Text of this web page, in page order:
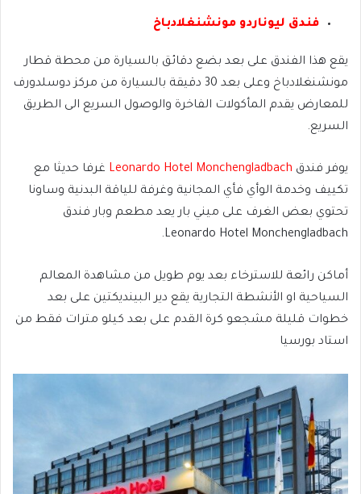
فندق ليوناردو مونشنغلادباخ
يقع هذا الفندق على بعد بضع دقائق بالسيارة من محطة قطار
مونشنغلادباخ وعلى بعد 30 دقيقة بالسيارة من مركز دوسلدورف
للمعارض يقدم المأكولات الفاخرة والوصول السريع الى الطريق
السريع.
يوفر فندق Leonardo Hotel Monchengladbach غرفا حديثا مع
تكييف وخدمة الوأي فأي المجانية وغرفة للياقة البدنية وساونا
تحتوي بعض الغرف على ميني بار يعد مطعم وبار فندق
Leonardo Hotel Monchengladbach.
أماكن رائعة للاسترخاء بعد يوم طويل من مشاهدة المعالم
السياحية او الأنشطة التجارية يقع دير البينديكتين على بعد
خطوات قليلة مشجعو كرة القدم على بعد كيلو مترات فقط من
استاد بورسيا